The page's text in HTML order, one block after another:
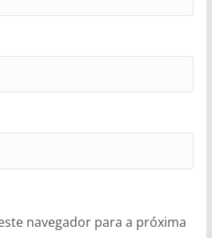
navegador para a próxima